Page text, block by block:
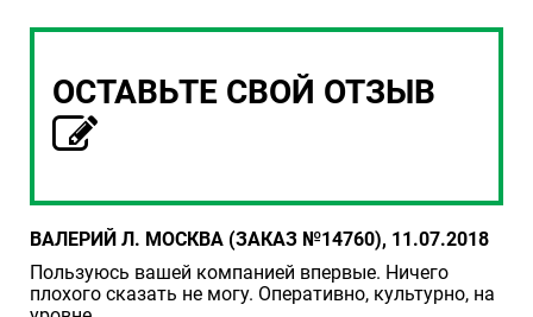
ОСТАВЬТЕ СВОЙ ОТЗЫВ
ВАЛЕРИЙ Л. МОСКВА (ЗАКАЗ №14760), 11.07.2018
Пользуюсь вашей компанией впервые. Ничего
плохого сказать не могу. Оперативно, культурно, на